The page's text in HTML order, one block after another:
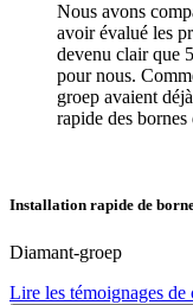
Nous avons
avoir évalué les
devenu clair que
pour nous.
groep avaient
rapide des bornes
Installation rapide de
Diamant-groep
Lire les témoignages de